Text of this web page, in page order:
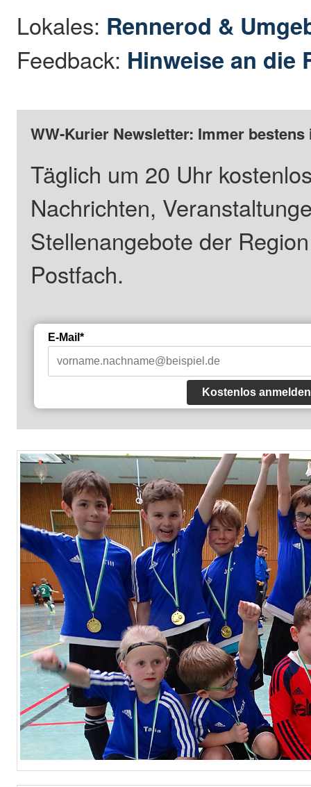
Lokales: Rennerod &
Feedback: Hinweise an die
WW-Kurier Newsletter: Immer
Täglich um 20 Uhr
Nachrichten,
Stellenangebote der
Postfach.
E-Mail*
Kostenlos anmelden